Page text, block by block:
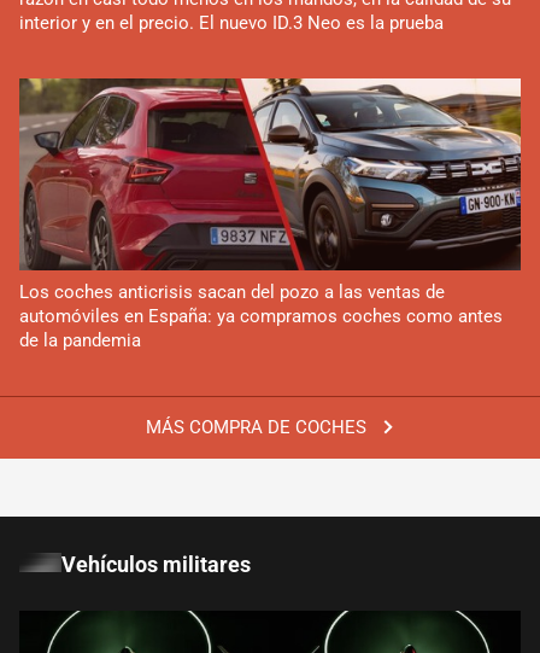
MÁS COMPRA DE COCHES
interior y en el precio. El nuevo ID.3 Neo es la prueba
Los coches anticrisis sacan del pozo a las ventas de
automóviles en España: ya compramos coches como antes
de la pandemia
Vehículos militares